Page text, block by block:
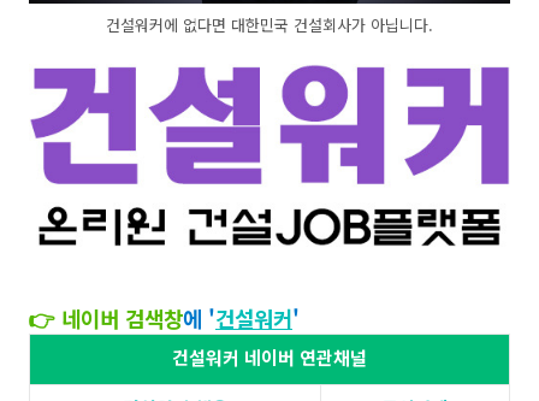
건설워커에 없다면 대한민국 건설회사가 아닙니다.
👉 네이버 검색창에 '건설워커'​​
건설워커 네이버 연관채널